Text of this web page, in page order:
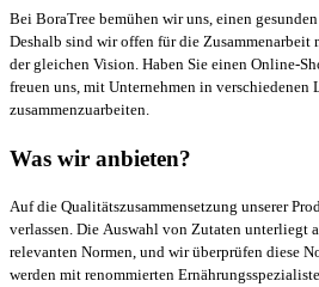
Bei BoraTree bemühen wir uns, einen
Deshalb sind wir offen für die Zusammenarbeit
der gleichen Vision. Haben Sie einen Online-
freuen uns, mit Unternehmen in verschiedenen
zusammenzuarbeiten.
Was wir anbieten?
Auf die Qualitätszusammensetzung unserer
verlassen. Die Auswahl von Zutaten unterliegt
relevanten Normen, und wir überprüfen diese
werden mit renommierten